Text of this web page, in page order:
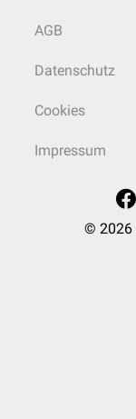
AGB
Datenschutz
Cookies
Impressum
© 2026